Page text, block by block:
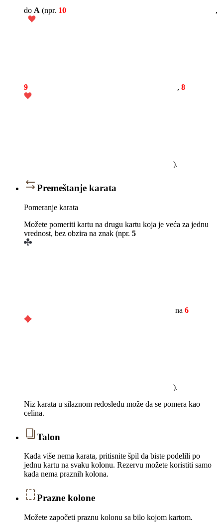
do A (npr. 10 ,
9 , 8
).
Premeštanje karata
Pomeranje karata
Možete pomeriti kartu na drugu kartu koja je veća za jednu
vrednost, bez obzira na znak (npr. 5
na 6
).
Niz karata u silaznom redosledu može da se pomera kao
celina.
Talon
Kada više nema karata, pritisnite špil da biste podelili po
jednu kartu na svaku kolonu. Rezervu možete koristiti samo
kada nema praznih kolona.
Prazne kolone
Možete započeti praznu kolonu sa bilo kojom kartom.